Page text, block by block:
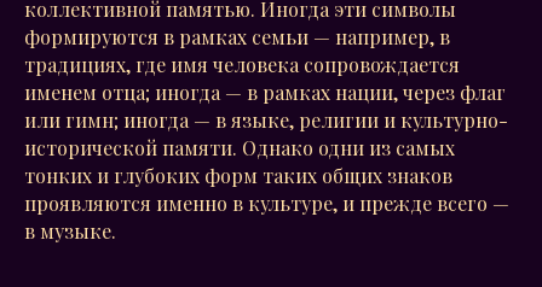
коллективной памятью. Иногда эти символы
формируются в рамках семьи — например, в
традициях, где имя человека сопровождается
именем отца; иногда — в рамках нации, через флаг
или гимн; иногда — в языке, религии и культурно-
исторической памяти. Однако одни из самых
тонких и глубоких форм таких общих знаков
проявляются именно в культуре, и прежде всего —
в музыке.